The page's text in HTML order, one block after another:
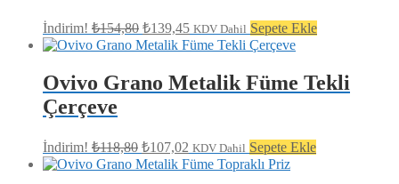
İndirim! ₺154,80 Orijinal
fiyat:
₺139,45 Şu
andaki
fiyat:
₺139,45.
KDV Dahil Sepete Ekle
Ovivo Grano Metalik Füme Tekli
Çerçeve
İndirim! ₺118,80 Orijinal
fiyat:
₺107,02 Şu
andaki
fiyat:
KDV Dahil Sepete Ekle